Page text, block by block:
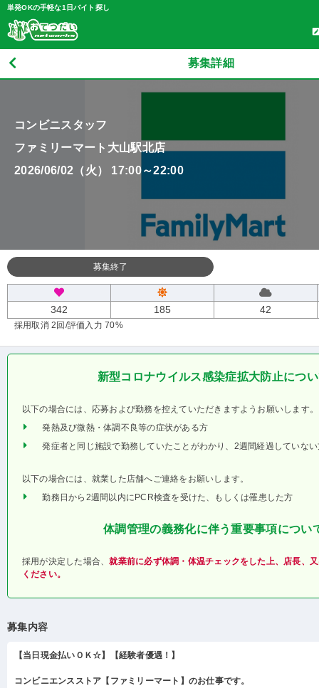
単発OKの手軽な1日バイト探し
募集詳細
コンビニスタッフ
ファミリーマート大山駅北店
2026/06/02（火） 17:00～22:00
募集終了
342 185 42
採用取消 2回 /評価入力 70%
新型コロナウイルス感染症拡大防止につ
以下の場合には、応募および勤務を控えていただきますようお願いします。
発熱及び微熱・体調不良等の症状がある方
発症者と同じ施設で勤務していたことがわかり、2週間経過していな
以下の場合には、就業した店舗へご連絡をお願いします。
勤務日から2週間以内にPCR検査を受けた、もしくは罹患した方
体調管理の義務化に伴う重要事項につい
採用が決定した場合、就業前に必ず体調・体温チェックをした上、店長、
ください。
募集内容
【当日現金払いＯＫ☆】【経験者優遇！】
コンビニエンスストア【ファミリーマート】のお仕事です。